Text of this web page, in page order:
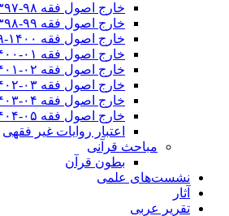
خارج اصول فقه ۹۸-۱۳۹۷
خارج اصول فقه ۹۹-۱۳۹۸
خارج اصول فقه ۱۴۰۰-۱۳۹۹
خارج اصول فقه ۰۱-۱۴۰۰
خارج اصول فقه ۰۲-۱۴۰۱
خارج اصول فقه ۰۳-۱۴۰۲
خارج اصول فقه ۰۴-۱۴۰۳
خارج اصول فقه ۰۵-۱۴۰۴
اعتبار روایات غیر فقهی
مباحث قرآنی
بطون قرآن
نشست‌های علمی
آثار
تقریر عربی